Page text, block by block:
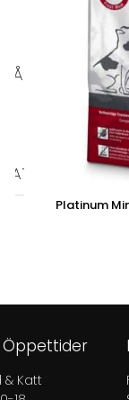
VÅRD
Platinum
Öppettider
& Katt